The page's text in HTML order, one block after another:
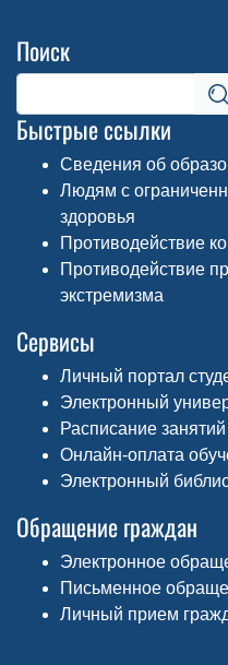
Поиск
Быстрые ссылки
Сведения об
Людям с
здоровья
Противодействие
Противодействие
экстремизма
Сервисы
Личный портал
Электронный
Расписание занятий
Онлайн-оплата
Электронный
Обращение граждан
Электронное
Письменное
Личный прием